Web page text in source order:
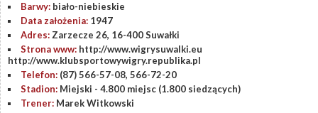
Barwy: biało-niebieskie
Data założenia: 1947
Adres: Zarzecze 26, 16-400 Suwałki
Strona www: http://www.wigrysuwalki.eu
http://www.klubsportowywigry.republika.pl
Telefon: (87) 566-57-08, 566-72-20
Stadion: Miejski - 4.800 miejsc (1.800 siedzących)
Trener: Marek Witkowski